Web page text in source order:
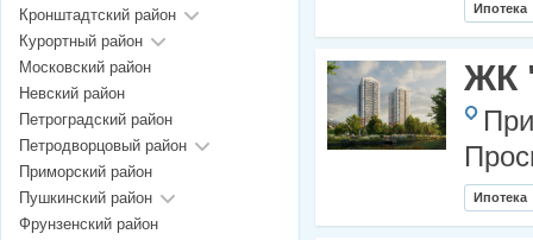
Ипотека
ЖК
Ипотека
Кронштадтский район
Курортный район
Московский район
Невский район
Петроградский район
Петродворцовый район
Приморский район
Пушкинский район
Фрунзенский район